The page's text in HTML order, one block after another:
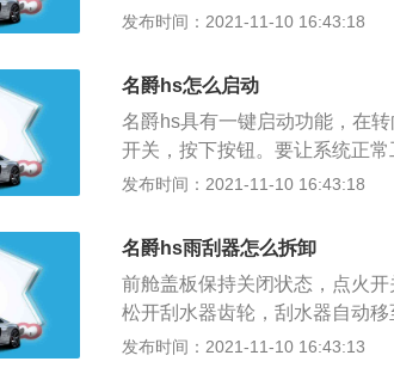
20秒内，按下雨刮器拉杆开关
将雨刮器顶部向外拉，从雨刮
雨刮器的接头插入雨刮器臂的
全卡入，并将雨刮器组件放入
次按下雨刮器杠杆开关，打开
器将退出维修模式，自动返回原
发布时间：2021-11-10 16:43:18
名爵hs怎么启动
名爵hs具有一键启动功能，在
开关，按下按钮。要让系统正
下载“斑马智行”软件，通过手机
解释：变速杆在其他位置时，
踏离合器踏板时，必须把齿轮
引擎启动后立即释放按钮。
发布时间：2021-11-10 16:43:18
名爵hs雨刮器怎么拆卸
前舱盖板保持关闭状态，点火
松开刮水器齿轮，刮水器自动
方，按下雨刮臂按钮，把雨刮
发布时间：2021-11-10 16:43:13